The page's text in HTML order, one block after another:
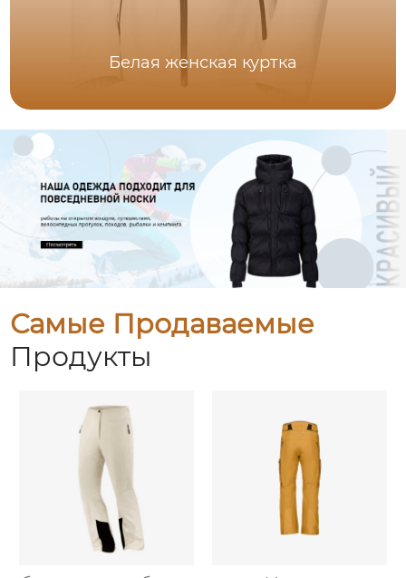
Белая женская куртка
Самые Продаваемые
Продукты